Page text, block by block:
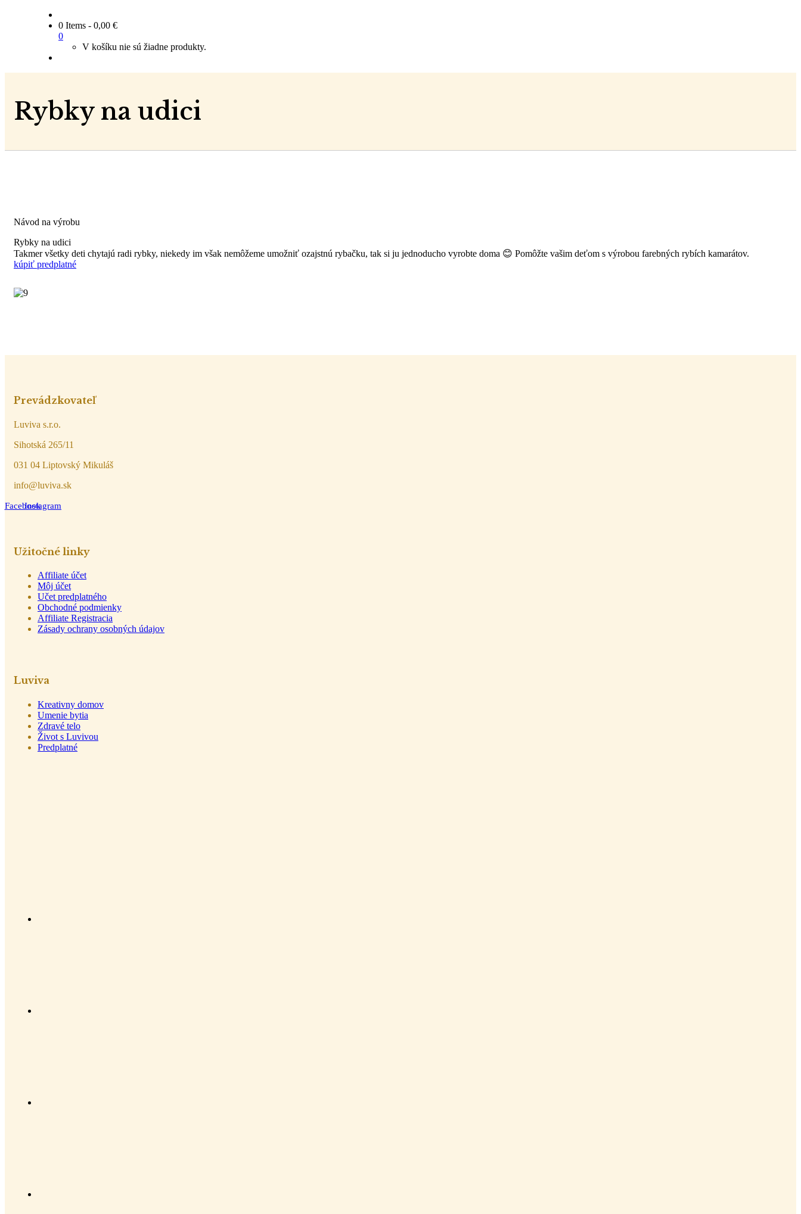
0 Items - 0,00 €
0
V košíku nie sú žiadne produkty.
Rybky na udici
Návod na výrobu
Rybky na udici
Takmer všetky deti chytajú radi rybky, niekedy im však nemôžeme umožniť ozajstnú rybačku, tak si ju jednoducho vyrobte doma 😊 Pomôžte vašim deťom s výrobou farebných rybích kamarátov.
kúpiť predplatné
Prevádzkovateľ
Luviva s.r.o.
Sihotská 265/11
031 04 Liptovský Mikuláš
info@luviva.sk
FacebookInstagram
Užitočné linky
Affiliate účet
Môj účet
Učet predplatného
Obchodné podmienky
Affiliate Registracia
Zásady ochrany osobných údajov
Luviva
Kreativny domov
Umenie bytia
Zdravé telo
Život s Luvivou
Predplatné